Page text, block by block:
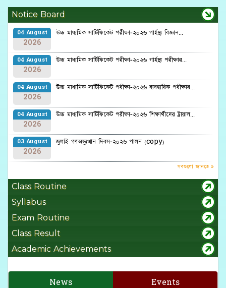
Notice Board
04 August
2026
উচ্চ মাধ্যমিক সার্টিফিকেট পরীক্ষা-২০২৬ গার্হস্থ্য বিজ্ঞান...
04 August
2026
উচ্চ মাধ্যমিক সার্টিফিকেট পরীক্ষা-২০২৬ গার্হস্থ্য পরীক্ষার...
04 August
2026
উচ্চ মাধ্যমিক সার্টিফিকেট পরীক্ষা-২০২৬ ব্যবহারিক পরীক্ষার...
04 August
2026
উচ্চ মাধ্যমিক সার্টিফিকেট পরীক্ষা-২০২৬ শিক্ষার্থীদের ট্রায়াল...
03 August
2026
জুলাই গণঅভ্যুত্থান দিবস-২০২৬ পালন (copy)
সবগুলো জানতে »
Class Routine
Syllabus
Exam Routine
Class Result
Academic Achievements
News Events